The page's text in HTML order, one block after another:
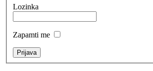
Lozinka
Zapamti me